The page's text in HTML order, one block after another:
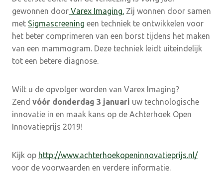
gewonnen door Varex Imaging. Zij wonnen door samen
met Sigmascreening een techniek te ontwikkelen voor
het beter comprimeren van een borst tijdens het maken
van een mammogram. Deze techniek leidt uiteindelijk
tot een betere diagnose.
Wilt u de opvolger worden van Varex Imaging?
Zend vóór donderdag 3 januari uw technologische
innovatie in en maak kans op de Achterhoek Open
Innovatieprijs 2019!
Kijk op http://www.achterhoekopeninnovatieprijs.nl/
voor de voorwaarden en verdere informatie.